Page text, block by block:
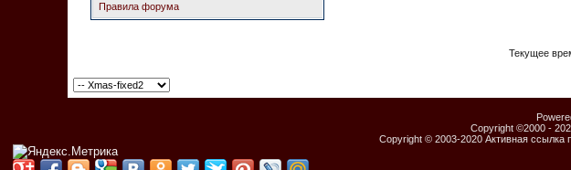
Правила форума
Текущее
Copyright ©2000 -
Copyright © 2003-2020 Активная ссылка